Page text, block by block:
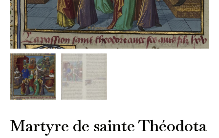
Martyre de sainte Théodota